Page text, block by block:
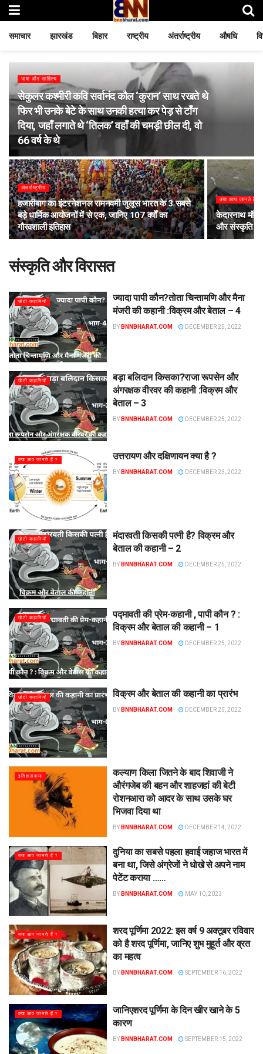
समाचार झारखंड बिहार राष्ट्रीय अंतर्राष्ट्रीय औषधि
भाषा और साहित्य
सेकुलर कश्मीरी कवि सर्वानंद कौल ‘कुरान’ साथ रखते थे
फिर भी उनके बेटे के साथ उनकी हत्या कर पेड़ से टाँग
दिया, जहाँ लगाते थे ‘तिलक’ वहाँ की चमड़ी छील दी, वो
66 वर्ष के थे
अंतर्राष्ट्रीय
हजारीबाग का इंटरनेशनल रामनवमी जुलूस भारत के 3 सबसे
बड़े धार्मिक आयोजनों में से एक, जानिए 107 वर्षों का
गौरवशाली इतिहास
क्या आप जानते हैं ?
केदारनाथ
और संस्कृति का
संस्कृति और विरासत
छोटी कहानियाँ
ज्यादा पापी कौन?तोता चिन्तामणि और मैना
मंजरी की कहानी :विक्रम और बेताल – 4
BY BNNBHARAT.COM DECEMBER 25, 2022
छोटी कहानियाँ
बड़ा बलिदान किसका?राजा रूपसेन और
अंगरक्षक वीरवर की कहानी :विक्रम और
बेताल – 3
BY BNNBHARAT.COM DECEMBER 25, 2022
क्या आप जानते हैं ? उत्तरायण और दक्षिणायन क्या है ?
BY BNNBHARAT.COM DECEMBER 23, 2022
छोटी कहानियाँ
मंदारवती किसकी पत्नी है? विक्रम और
बेताल की कहानी – 2
BY BNNBHARAT.COM DECEMBER 25, 2022
छोटी कहानियाँ
पद्मावती की प्रेम-कहानी , पापी कौन ? :
विक्रम और बेताल की कहानी – 1
BY BNNBHARAT.COM DECEMBER 25, 2022
छोटी कहानियाँ विक्रम और बेताल की कहानी का प्रारंभ
BY BNNBHARAT.COM DECEMBER 25, 2022
इतिहासनामा
कल्याण किला जितने के बाद शिवाजी ने
औरंगजेब की बहन और शाहजहां की बेटी
रोशनआरा को आदर के साथ उसके घर
भिजवा दिया था
BY BNNBHARAT.COM DECEMBER 14, 2022
क्या आप जानते हैं ?
दुनिया का सबसे पहला हवाई जहाज भारत में
बना था, जिसे अंग्रेजों ने धोखे से अपने नाम
पेटेंट कराया ……
BY BNNBHARAT.COM MAY 10, 2023
क्या आप जानते हैं ?
शरद पूर्णिमा 2022: इस वर्ष 9 अक्टूबर रविवार
को है शरद पूर्णिमा, जानिए शुभ मुहूर्त और व्रत
का महत्व
BY BNNBHARAT.COM SEPTEMBER 16, 2022
क्या आप जानते हैं ?
जानिएशरद पूर्णिमा के दिन खीर खाने के 5
कारण
BY BNNBHARAT.COM SEPTEMBER 15, 2022